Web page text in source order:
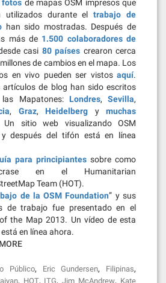
fotos de mapas OSM impresos que
utilizados durante eltrabajo de
han sido mostradas. Después de
más de 1.500 colaboradores de
casi 80 países crearon cerca
de cambios en el mapa. Los
en vivo pueden ser vistos aquí.
artículos de blog han sido escritos
Mapatones: Londres, Sevilla,
, Graz, Heidelberg y muchas
sitio web visualizando OSM
después del tifón está en línea
para principiantes sobre como
en el Humanitarian
Team (HOT).
de la OSM Foundation” y sus
de trabajo fue presentado en el
the Map 2013. Un vídeo de esta
en línea ahora.
Público, Eric Gundersen, Filipinas,
, HOT, ITG,Jim McAndrew, Kate